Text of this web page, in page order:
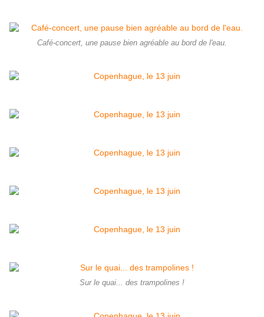
Café-concert, une pause bien agréable au bord de l'eau.
Sur le quai... des trampolines !